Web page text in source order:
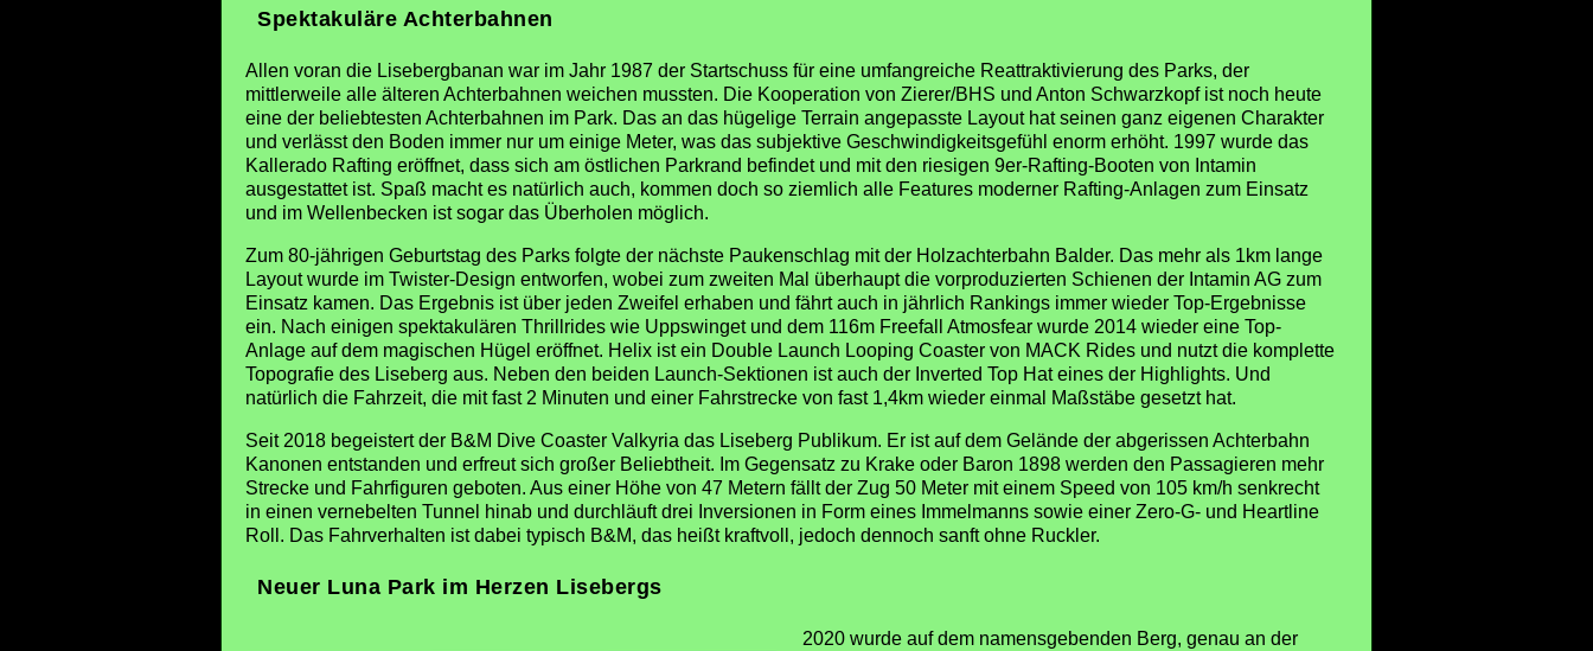
Spektakuläre Achterbahnen
Allen voran die Lisebergbanan war im Jahr 1987 der Startschuss für eine umfangreiche Reattraktivierung des Parks, der
mittlerweile alle älteren Achterbahnen weichen mussten. Die Kooperation von Zierer/BHS und Anton Schwarzkopf ist noch heute
eine der beliebtesten Achterbahnen im Park. Das an das hügelige Terrain angepasste Layout hat seinen ganz eigenen Charakter
und verlässt den Boden immer nur um einige Meter, was das subjektive Geschwindigkeitsgefühl enorm erhöht. 1997 wurde das
Kallerado Rafting eröffnet, dass sich am östlichen Parkrand befindet und mit den riesigen 9er-Rafting-Booten von Intamin
ausgestattet ist. Spaß macht es natürlich auch, kommen doch so ziemlich alle Features moderner Rafting-Anlagen zum Einsatz
und im Wellenbecken ist sogar das Überholen möglich.
Zum 80-jährigen Geburtstag des Parks folgte der nächste Paukenschlag mit der Holzachterbahn Balder. Das mehr als 1km lange
Layout wurde im Twister-Design entworfen, wobei zum zweiten Mal überhaupt die vorproduzierten Schienen der Intamin AG zum
Einsatz kamen. Das Ergebnis ist über jeden Zweifel erhaben und fährt auch in jährlich Rankings immer wieder Top-Ergebnisse
ein. Nach einigen spektakulären Thrillrides wie Uppswinget und dem 116m Freefall Atmosfear wurde 2014 wieder eine Top-
Anlage auf dem magischen Hügel eröffnet. Helix ist ein Double Launch Looping Coaster von MACK Rides und nutzt die komplette
Topografie des Liseberg aus. Neben den beiden Launch-Sektionen ist auch der Inverted Top Hat eines der Highlights. Und
natürlich die Fahrzeit, die mit fast 2 Minuten und einer Fahrstrecke von fast 1,4km wieder einmal Maßstäbe gesetzt hat.
Seit 2018 begeistert der B&M Dive Coaster Valkyria das Liseberg Publikum. Er ist auf dem Gelände der abgerissen Achterbahn
Kanonen entstanden und erfreut sich großer Beliebtheit. Im Gegensatz zu Krake oder Baron 1898 werden den Passagieren mehr
Strecke und Fahrfiguren geboten. Aus einer Höhe von 47 Metern fällt der Zug 50 Meter mit einem Speed von 105 km/h senkrecht
in einen vernebelten Tunnel hinab und durchläuft drei Inversionen in Form eines Immelmanns sowie einer Zero-G- und Heartline
Roll. Das Fahrverhalten ist dabei typisch B&M, das heißt kraftvoll, jedoch dennoch sanft ohne Ruckler.
Neuer Luna Park im Herzen Lisebergs
2020 wurde auf dem namensgebenden Berg, genau an der